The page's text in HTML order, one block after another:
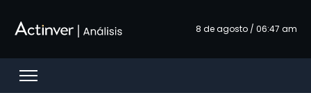
8 de agosto / 06:47 am
Open menu